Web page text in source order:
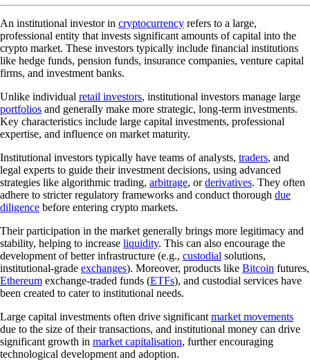
An institutional investor in cryptocurrency refers to a large,
professional entity that invests significant amounts of capital into the
crypto market. These investors typically include financial institutions
like hedge funds, pension funds, insurance companies, venture capital
firms, and investment banks.
Unlike individual retail investors, institutional investors manage large
portfolios and generally make more strategic, long-term investments.
Key characteristics include large capital investments, professional
expertise, and influence on market maturity.
Institutional investors typically have teams of analysts, traders, and
legal experts to guide their investment decisions, using advanced
strategies like algorithmic trading, arbitrage, orderivatives. They often
adhere to stricter regulatory frameworks and conduct thorough due
diligence before entering crypto markets.
Their participation in the market generally brings more legitimacy and
stability, helping to increase liquidity. This can also encourage the
development of better infrastructure (e.g., custodial solutions,
institutional-grade exchanges). Moreover, products like Bitcoin futures,
Ethereum exchange-traded funds (ETFs), and custodial services have
been created to cater to institutional needs.
Large capital investments often drive significant market movements
due to the size of their transactions, and institutional money can drive
significant growth in market capitalisation, further encouraging
technological development and adoption.